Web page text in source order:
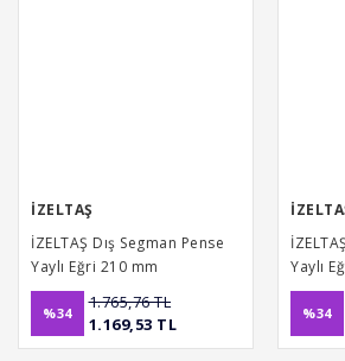
İZELTAŞ
İZELTAŞ Dış Segman Pense
Yaylı Eğri 210 mm
%34
1.765,76 TL
1.169,53 TL
Yaylı
%34